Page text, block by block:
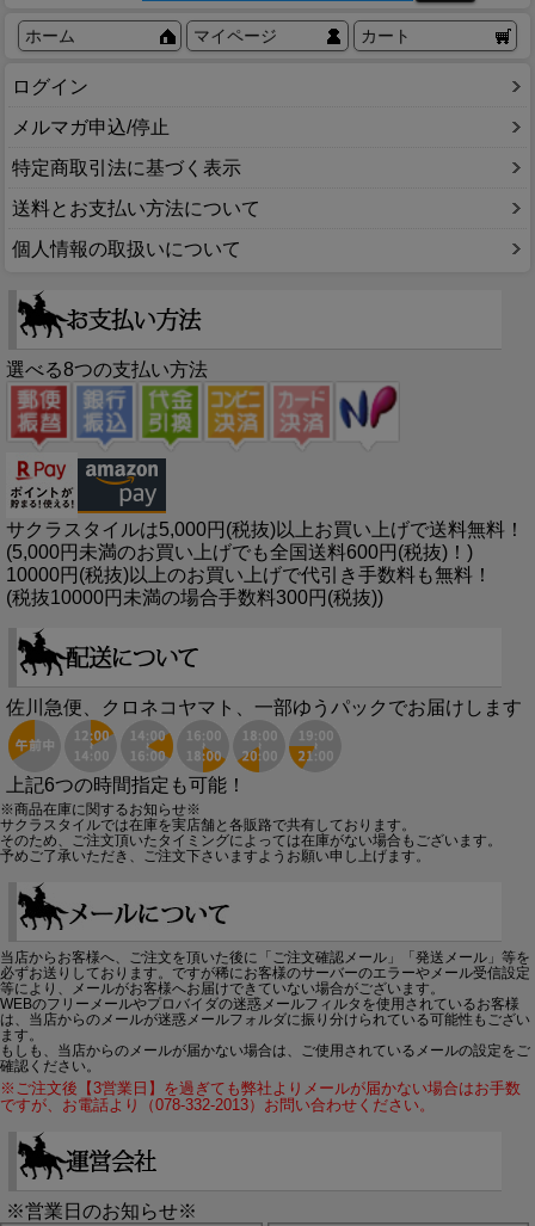
ホーム マイページ カート
ログイン
メルマガ申込/停止
特定商取引法に基づく表示
送料とお支払い方法について
個人情報の取扱いについて
選べる8つの支払い方法
サクラスタイルは5,000円(税抜)以上お買い上げで送料無料！
(5,000円未満のお買い上げでも全国送料600円(税抜)！)
10000円(税抜)以上のお買い上げで代引き手数料も無料！
(税抜10000円未満の場合手数料300円(税抜))
佐川急便、クロネコヤマト、一部ゆうパックでお届けします
上記6つの時間指定も可能！
※商品在庫に関するお知らせ※
サクラスタイルでは在庫を実店舗と各販路で共有しております。
そのため、ご注文頂いたタイミングによっては在庫がない場合もございます。
予めご了承いただき、ご注文下さいますようお願い申し上げます。
当店からお客様へ、ご注文を頂いた後に「ご注文確認メール」「発送メール」等を
必ずお送りしております。ですが稀にお客様のサーバーのエラーやメール受信設定
等により、メールがお客様へお届けできていない場合がございます。
WEBのフリーメールやプロバイダの迷惑メールフィルタを使用されているお客様
は、当店からのメールが迷惑メールフォルダに振り分けられている可能性もござい
ます。
もしも、当店からのメールが届かない場合は、ご使用されているメールの設定をご
確認ください。
※ご注文後【3営業日】を過ぎても弊社よりメールが届かない場合はお手数
ですが、お電話より（078-332-2013）お問い合わせください。
※営業日のお知らせ※